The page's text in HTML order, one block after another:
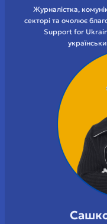
Журналістка,
секторі та очолює
Support for